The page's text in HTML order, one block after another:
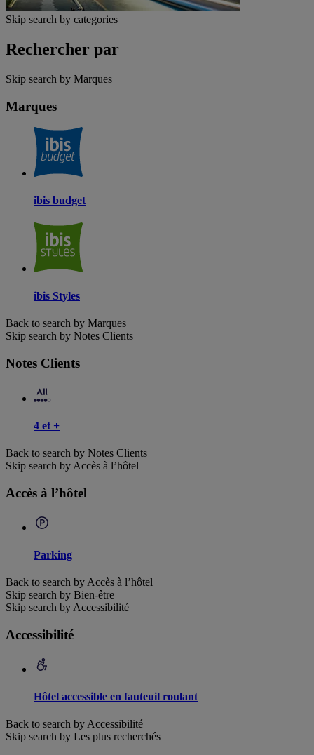
Skip search by categories
Rechercher par
Skip search by Marques
Marques
ibis budget
ibis Styles
Back to search by Marques
Skip search by Notes Clients
Notes Clients
4 et +
Back to search by Notes Clients
Skip search by Accès à l’hôtel
Accès à l’hôtel
Parking
Back to search by Accès à l’hôtel
Skip search by Bien-être
Skip search by Accessibilité
Accessibilité
Hôtel accessible en fauteuil roulant
Back to search by Accessibilité
Skip search by Les plus recherchés